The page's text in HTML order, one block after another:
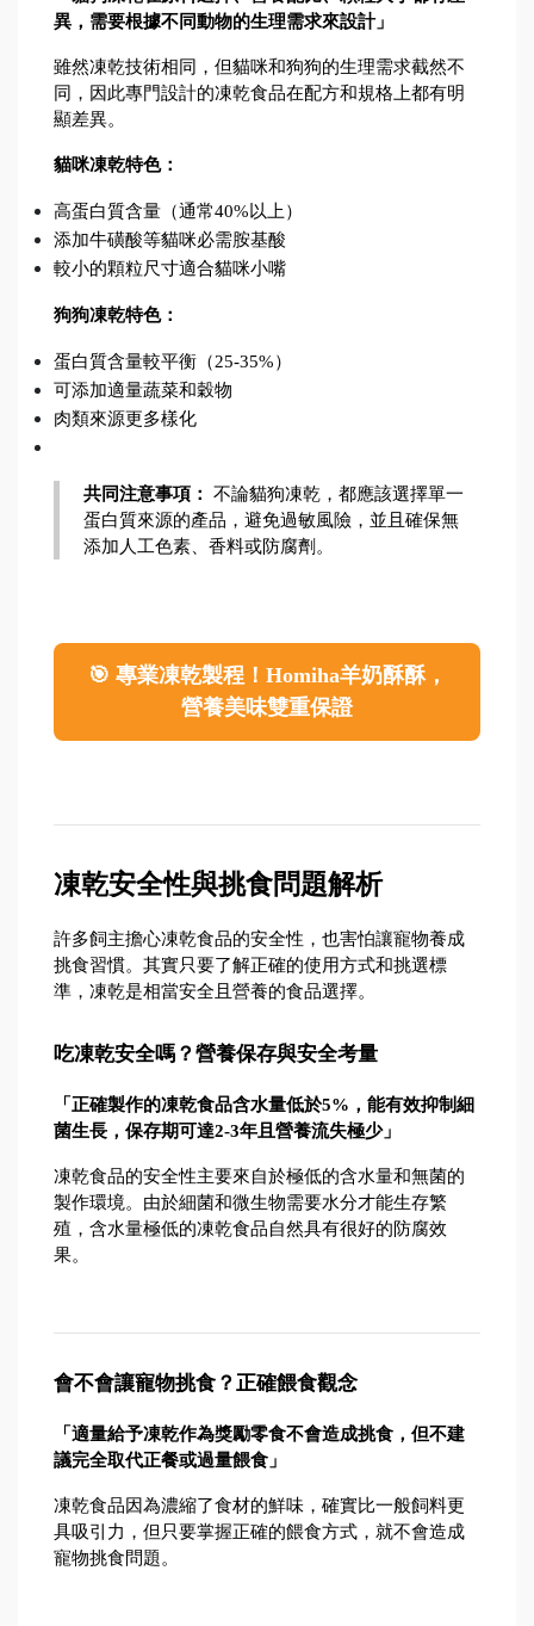
異，需要根據不同動物的生理需求來設計」
雖然凍乾技術相同，但貓咪和狗狗的生理需求截然不
同，因此專門設計的凍乾食品在配方和規格上都有明
顯差異。
貓咪凍乾特色：
高蛋白質含量（通常40%以上）
添加牛磺酸等貓咪必需胺基酸
較小的顆粒尺寸適合貓咪小嘴
狗狗凍乾特色：
蛋白質含量較平衡（25-35%）
可添加適量蔬菜和穀物
肉類來源更多樣化
共同注意事項：
不論貓狗凍乾，都應該選擇單一
蛋白質來源的產品，避免過敏風險，並且確保無
添加人工色素、香料或防腐劑。
🎯 專業凍乾製程！Homiha羊奶酥酥，
營養美味雙重保證
凍乾安全性與挑食問題解析
許多飼主擔心凍乾食品的安全性，也害怕讓寵物養成
挑食習慣。其實只要了解正確的使用方式和挑選標
準，凍乾是相當安全且營養的食品選擇。
吃凍乾安全嗎？營養保存與安全考量
「正確製作的凍乾食品含水量低於5%，能有效抑制細
菌生長，保存期可達2-3年且營養流失極少」
凍乾食品的安全性主要來自於極低的含水量和無菌的
製作環境。由於細菌和微生物需要水分才能生存繁
殖，含水量極低的凍乾食品自然具有很好的防腐效
果。
會不會讓寵物挑食？正確餵食觀念
「適量給予凍乾作為獎勵零食不會造成挑食，但不建
議完全取代正餐或過量餵食」
凍乾食品因為濃縮了食材的鮮味，確實比一般飼料更
具吸引力，但只要掌握正確的餵食方式，就不會造成
寵物挑食問題。